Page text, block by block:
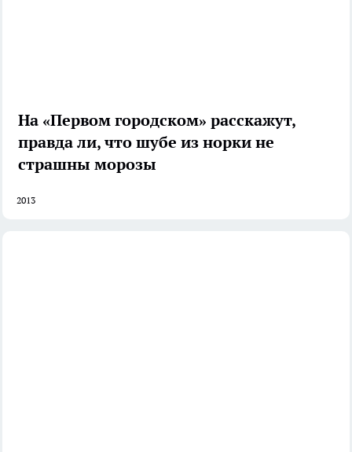
На «Первом городском» расскажут,
правда ли, что шубе из норки не
страшны морозы
2013